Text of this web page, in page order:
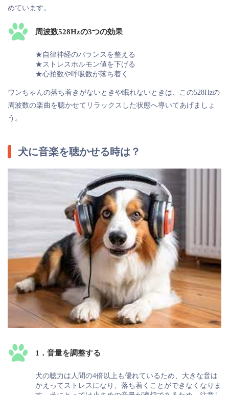
めています。
周波数528Hzの3つの効果
★自律神経のバランスを整える
★ストレスホルモン値を下げる
★心拍数や呼吸数が落ち着く
ワンちゃんの落ち着きがないときや眠れないときは、この528Hzの
周波数の楽曲を聴かせてリラックスした状態へ導いてあげましょ
う。
犬に音楽を聴かせる時は？
1．音量を調整する
犬の聴力は人間の4倍以上も優れているため、大きな音は
かえってストレスになり、落ち着くことができなくなりま